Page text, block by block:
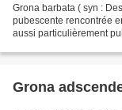
Grona barbata ( syn :
pubescente rencontrée
aussi particulièrement
Grona